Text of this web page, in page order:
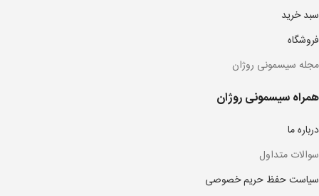
سبد خرید
فروشگاه
مجله سیسمونی روژان
همراه سیسمونی روژان
درباره ما
سوالات متداول
سیاست حفظ حریم خصوصی